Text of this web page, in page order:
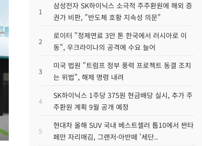
1
삼성전자 SK하이닉스 소극적 주주환원에 해외 증
권가 비판, "반도체 호황 지속성 의문"
2
로이터 "정제연료 3만 톤 한국에서 러시아로 이
동", 우크라이나의 공격에 수요 늘어
3
미국 법원 "트럼프 정부 풍력 프로젝트 동결 조치
는 위법", 해제 명령 내려
4
SK하이닉스 1주당 375원 현금배당 실시, 추가 주
주환원 계획 9월 공개 예정
5
현대차 올해 SUV 국내 베스트셀러 톱10에서 싼타
페만 자리매김, 그랜저·아반떼 '세단..